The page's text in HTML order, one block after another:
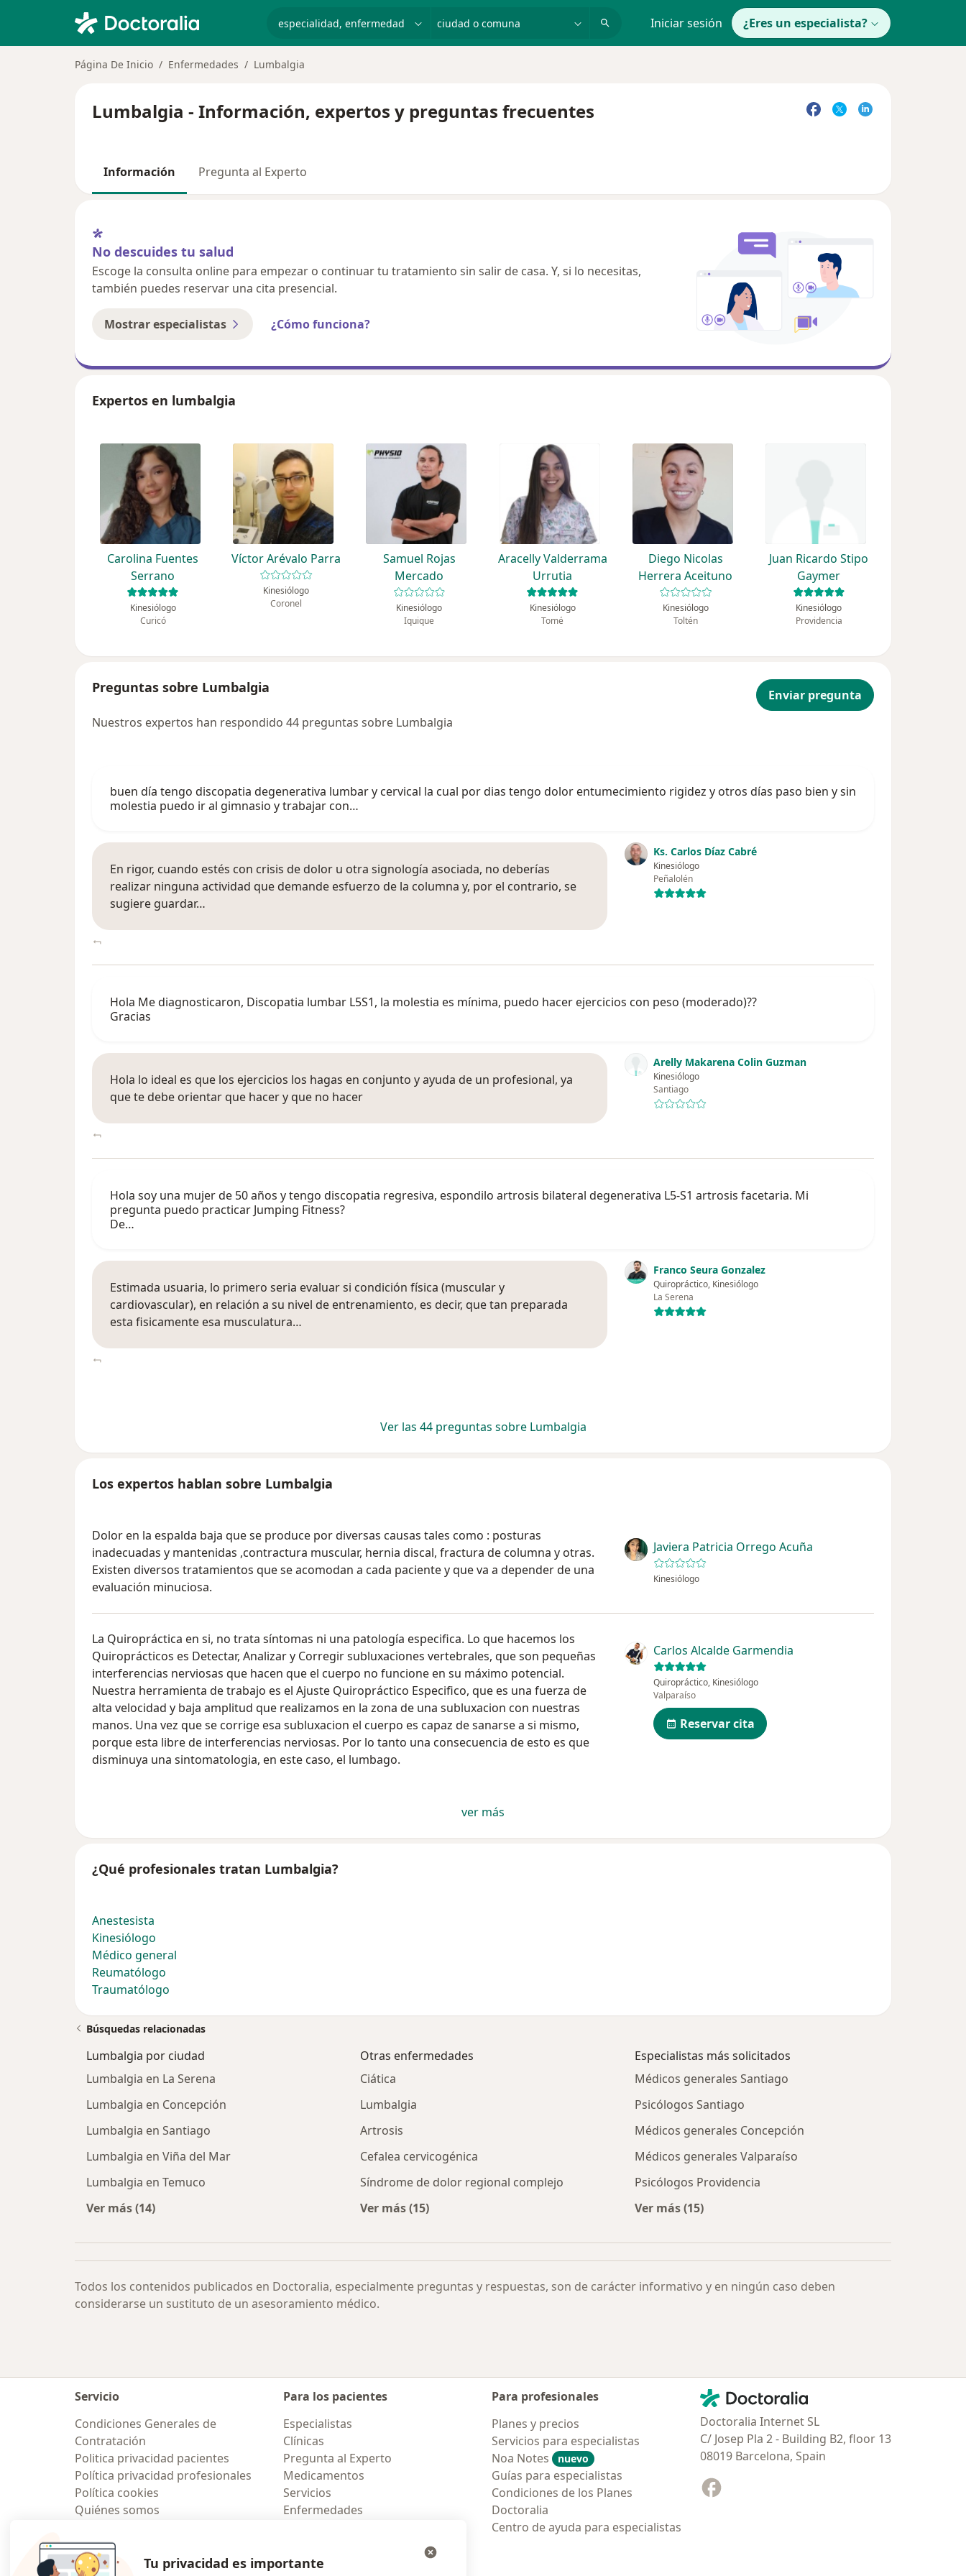
Iniciar sesión ¿Eres un especialista?
Página De Inicio Enfermedades Lumbalgia
Lumbalgia - Información, expertos y preguntas frecuentes
Información Pregunta al Experto
No descuides tu salud
Escoge la consulta online para empezar o continuar tu tratamiento sin salir de casa. Y, si lo necesitas,
también puedes reservar una cita presencial.
Mostrar especialistas ¿Cómo funciona?
Expertos en lumbalgia
Carolina Fuentes
Serrano
Kinesiólogo
Curicó
Víctor Arévalo Parra
Kinesiólogo
Coronel
Samuel Rojas
Mercado
Kinesiólogo
Iquique
Aracelly Valderrama
Urrutia
Kinesiólogo
Tomé
Diego Nicolas
Herrera Aceituno
Kinesiólogo
Toltén
Juan Ricardo Stipo
Gaymer
Kinesiólogo
Providencia
Preguntas sobre Lumbalgia
Enviar pregunta
Nuestros expertos han respondido 44 preguntas sobre Lumbalgia
buen día tengo discopatia degenerativa lumbar y cervical la cual por dias tengo dolor entumecimiento rigidez y otros días paso bien y sin
molestia puedo ir al gimnasio y trabajar con…
Ks. Carlos Díaz Cabré
Kinesiólogo
Peñalolén
En rigor, cuando estés con crisis de dolor u otra signología asociada, no deberías
realizar ninguna actividad que demande esfuerzo de la columna y, por el contrario, se
sugiere guardar…
Hola Me diagnosticaron, Discopatia lumbar L5S1, la molestia es mínima, puedo hacer ejercicios con peso (moderado)??
Gracias
Arelly Makarena Colin Guzman
Kinesiólogo
Santiago
Hola lo ideal es que los ejercicios los hagas en conjunto y ayuda de un profesional, ya
que te debe orientar que hacer y que no hacer
Hola soy una mujer de 50 años y tengo discopatia regresiva, espondilo artrosis bilateral degenerativa L5-S1 artrosis facetaria. Mi
pregunta puedo practicar Jumping Fitness?
De…
Franco Seura Gonzalez
Quiropráctico, Kinesiólogo
La Serena
Estimada usuaria, lo primero seria evaluar si condición física (muscular y
cardiovascular), en relación a su nivel de entrenamiento, es decir, que tan preparada
esta fisicamente esa musculatura…
Ver las 44 preguntas sobre Lumbalgia
Los expertos hablan sobre Lumbalgia
Dolor en la espalda baja que se produce por diversas causas tales como : posturas
inadecuadas y mantenidas ,contractura muscular, hernia discal, fractura de columna y otras.
Existen diversos tratamientos que se acomodan a cada paciente y que va a depender de una
evaluación minuciosa.
Javiera Patricia Orrego Acuña
Kinesiólogo
La Quiropráctica en si, no trata síntomas ni una patología especifica. Lo que hacemos los
Quiroprácticos es Detectar, Analizar y Corregir subluxaciones vertebrales, que son pequeñas
interferencias nerviosas que hacen que el cuerpo no funcione en su máximo potencial.
Nuestra herramienta de trabajo es el Ajuste Quiropráctico Especifico, que es una fuerza de
alta velocidad y baja amplitud que realizamos en la zona de una subluxacion con nuestras
manos. Una vez que se corrige esa subluxacion el cuerpo es capaz de sanarse a si mismo,
porque esta libre de interferencias nerviosas. Por lo tanto una consecuencia de esto es que
disminuya una sintomatologia, en este caso, el lumbago.
Carlos Alcalde Garmendia
Quiropráctico, Kinesiólogo
Valparaíso
Reservar cita
ver más
¿Qué profesionales tratan Lumbalgia?
Anestesista
Kinesiólogo
Médico general
Reumatólogo
Traumatólogo
Búsquedas relacionadas
Lumbalgia por ciudad
Lumbalgia en La Serena
Lumbalgia en Concepción
Lumbalgia en Santiago
Lumbalgia en Viña del Mar
Lumbalgia en Temuco
Ver más (14)
Otras enfermedades
Ciática
Lumbalgia
Artrosis
Cefalea cervicogénica
Síndrome de dolor regional complejo
Ver más (15)
Especialistas más solicitados
Médicos generales Santiago
Psicólogos Santiago
Médicos generales Concepción
Médicos generales Valparaíso
Psicólogos Providencia
Ver más (15)
Todos los contenidos publicados en Doctoralia, especialmente preguntas y respuestas, son de carácter informativo y en ningún caso deben
considerarse un sustituto de un asesoramiento médico.
Servicio
Condiciones Generales de
Contratación
Politica privacidad pacientes
Política privacidad profesionales
Política cookies
Quiénes somos
Contacto
Para los pacientes
Especialistas
Clínicas
Pregunta al Experto
Medicamentos
Servicios
Enfermedades
Para profesionales
Planes y precios
Servicios para especialistas
Noa Notes
nuevo
Guías para especialistas
Condiciones de los Planes
Doctoralia
Centro de ayuda para especialistas
Contacto
Doctoralia - Página de inicio
Doctoralia Internet SL
C/ Josep Pla 2 - Building B2, floor 13
08019 Barcelona, Spain
Tu privacidad es importante